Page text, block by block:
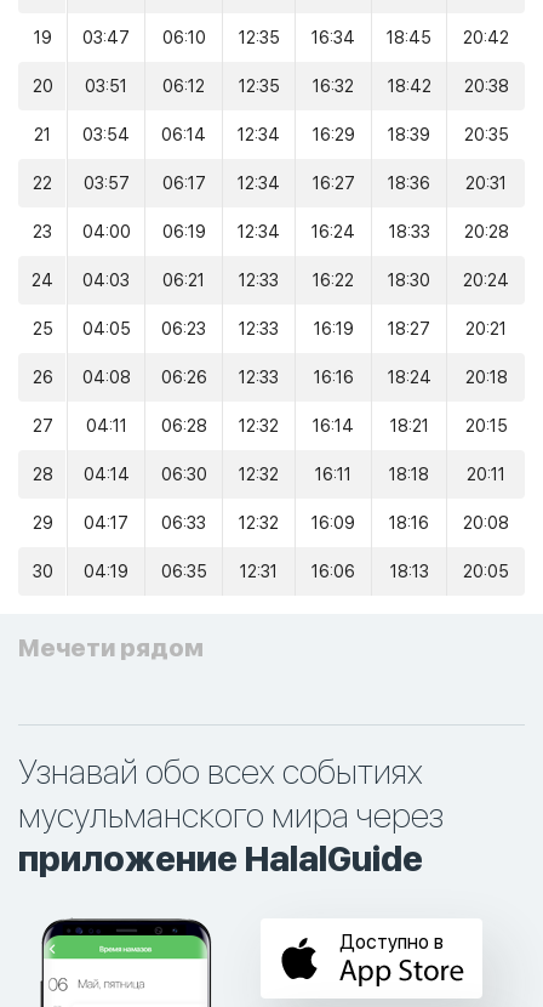
19 03:47 06:10 12:35 16:34 18:45 20:42
20 03:51 06:12 12:35 16:32 18:42 20:38
21 03:54 06:14 12:34 16:29 18:39 20:35
22 03:57 06:17 12:34 16:27 18:36 20:31
23 04:00 06:19 12:34 16:24 18:33 20:28
24 04:03 06:21 12:33 16:22 18:30 20:24
25 04:05 06:23 12:33 16:19 18:27 20:21
26 04:08 06:26 12:33 16:16 18:24 20:18
27 04:11 06:28 12:32 16:14 18:21 20:15
28 04:14 06:30 12:32 16:11 18:18 20:11
29 04:17 06:33 12:32 16:09 18:16 20:08
30 04:19 06:35 12:31 16:06 18:13 20:05
Мечети рядом
Узнавай обо всех событиях
мусульманского мира через
приложение HalalGuide
Доступно в